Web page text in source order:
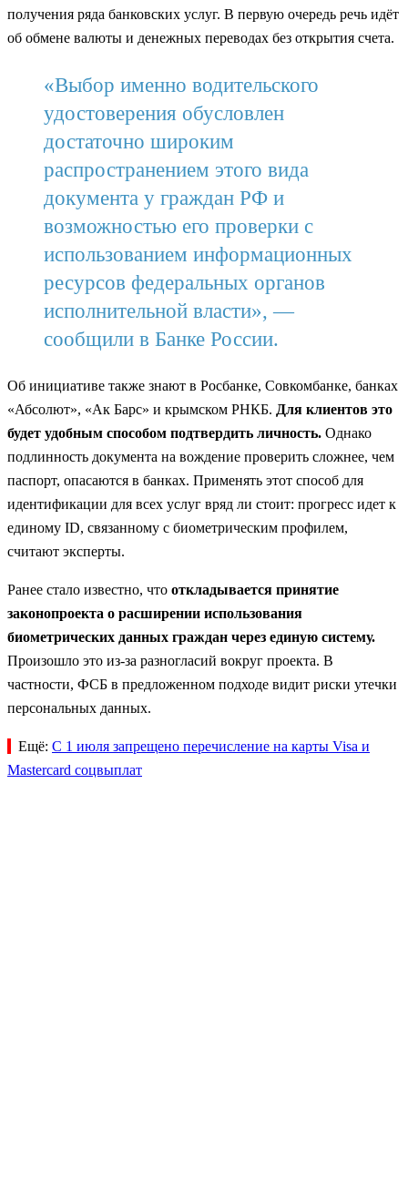
получения ряда банковских услуг. В первую очередь речь идёт
об обмене валюты и денежных переводах без открытия счета.
«Выбор именно водительского
удостоверения обусловлен
достаточно широким
распространением этого вида
документа у граждан РФ и
возможностью его проверки с
использованием информационных
ресурсов федеральных органов
исполнительной власти», —
сообщили в Банке России.
Об инициативе также знают в Росбанке, Совкомбанке, банках
«Абсолют», «Ак Барс» и крымском РНКБ. Для клиентов это
будет удобным способом подтвердить личность. Однако
подлинность документа на вождение проверить сложнее, чем
паспорт, опасаются в банках. Применять этот способ для
идентификации для всех услуг вряд ли стоит: прогресс идет к
единому ID, связанному с биометрическим профилем,
считают эксперты.
Ранее стало известно, что откладывается принятие
законопроекта о расширении использования
биометрических данных граждан через единую систему.
Произошло это из-за разногласий вокруг проекта. В
частности, ФСБ в предложенном подходе видит риски утечки
персональных данных.
Ещё: C 1 июля запрещено перечисление на карты Visa и
Mastercard соцвыплат